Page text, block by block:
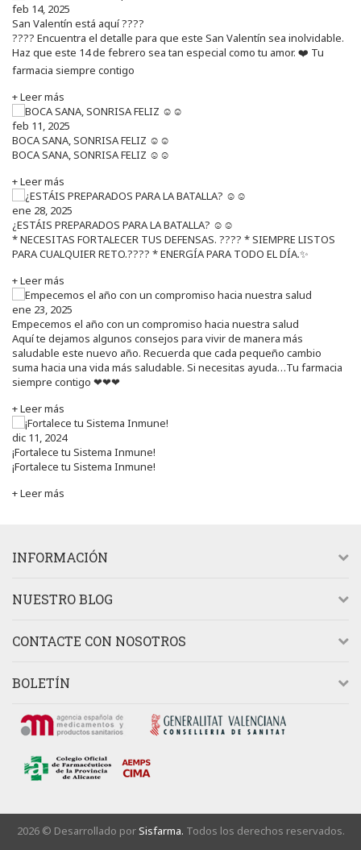
feb 14, 2025
San Valentín está aquí ????
???? Encuentra el detalle para que este San Valentín sea inolvidable.
Haz que este 14 de febrero sea tan especial como tu amor. ❤️ Tu
farmacia siempre contigo
+ Leer más
feb 11, 2025
BOCA SANA, SONRISA FELIZ ☺️☺️
BOCA SANA, SONRISA FELIZ ☺️☺️
+ Leer más
ene 28, 2025
¿ESTÁIS PREPARADOS PARA LA BATALLA? ☺️☺️
* NECESITAS FORTALECER TUS DEFENSAS. ????️ * SIEMPRE LISTOS
PARA CUALQUIER RETO.???? * ENERGÍA PARA TODO EL DÍA.✨
+ Leer más
ene 23, 2025
Empecemos el año con un compromiso hacia nuestra salud
Aquí te dejamos algunos consejos para vivir de manera más
saludable este nuevo año. Recuerda que cada pequeño cambio
suma hacia una vida más saludable. Si necesitas ayuda…Tu farmacia
siempre contigo ❤❤❤
+ Leer más
dic 11, 2024
¡Fortalece tu Sistema Inmune!
¡Fortalece tu Sistema Inmune!
+ Leer más
INFORMACIÓN
NUESTRO BLOG
CONTACTE CON NOSOTROS
BOLETÍN
2026 © Desarrollado porSisfarma. Todos los derechos reservados.